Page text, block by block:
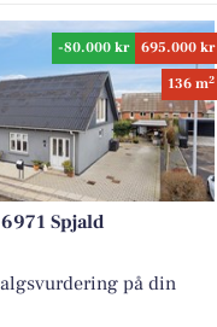
-80.000 kr
695.000 kr
136 m2
Spjald
på din